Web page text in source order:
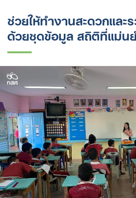
ช่วยให้ทำงานสะดวกและ
ด้วยชุดข้อมูล สถิติที่แม่น